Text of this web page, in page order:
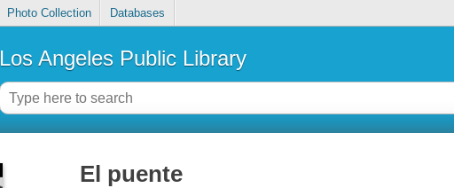
Photo Collection Databases
Los Angeles Public Library
El puente